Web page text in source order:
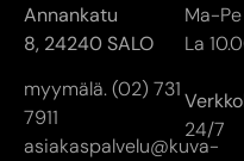
Annankatu
8, 24240 SALO
myymälä. (02) 731
7911
asiakaspalvelu@kuva-
Ma-
La
24/7